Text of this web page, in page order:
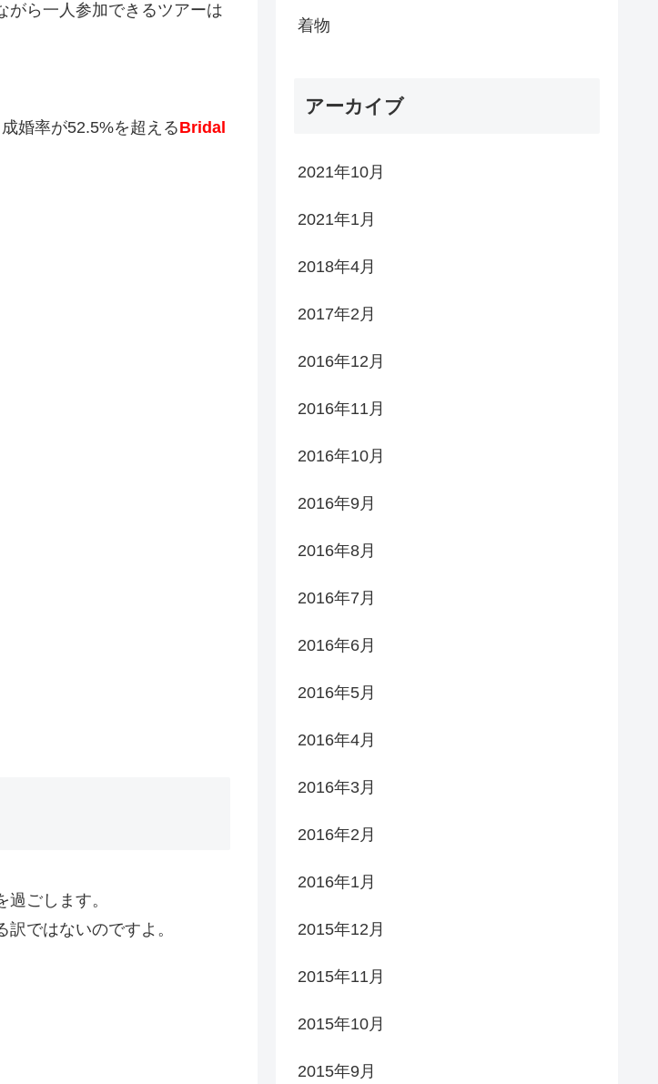
がら一人参加できるツアーは
婚率が52.5%を超えるBridal
ごします。
ではないのですよ。
着物
アーカイブ
2021年10月
2021年1月
2018年4月
2017年2月
2016年12月
2016年11月
2016年10月
2016年9月
2016年8月
2016年7月
2016年6月
2016年5月
2016年4月
2016年3月
2016年2月
2016年1月
2015年12月
2015年11月
2015年10月
2015年9月